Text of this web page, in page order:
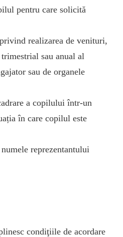
pentru care solicită
realizarea de venituri,
sau anual al
sau de organele
a copilului într-un
în care copilul este
reprezentantului
condiţiile de acordare